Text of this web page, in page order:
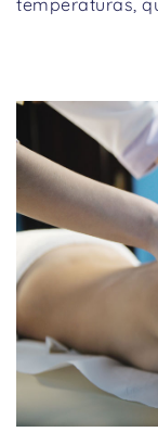
temperaturas,